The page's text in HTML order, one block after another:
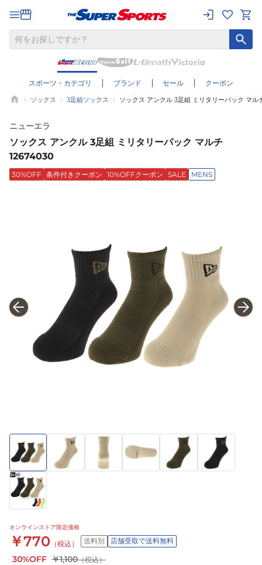
スポーツ・カテゴリ ブランド セール クーポン
ソックス 3足組ソックス ソックス アンクル 3足組 ミリタリーパック マル
ニューエラ
ソックス アンクル 3足組 ミリタリーパック マルチ
12674030
30%OFF 条件付きクーポン 10%OFFクーポン SALE MENS
オンラインストア限定価格
￥770 （税込） 送料別 店舗受取で送料無料
30%OFF ￥1,100（税込）